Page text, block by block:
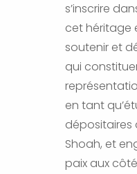
s’inscrire
cet héritage
soutenir et
qui
en tant
dépositaires
Shoah, et
paix aux